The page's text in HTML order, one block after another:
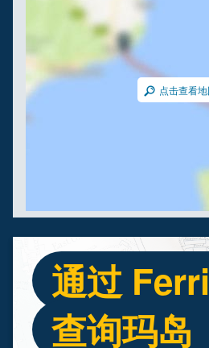
点击查看
通过
查询玛岛